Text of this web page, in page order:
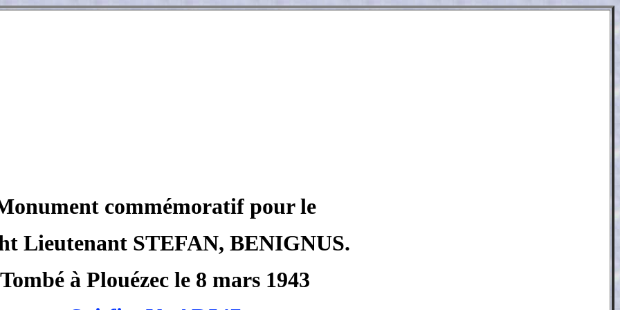
commémoratif pour le
Lieutenant STEFAN, BENIGNUS.
Tombé à Plouézec le 8 mars 1943